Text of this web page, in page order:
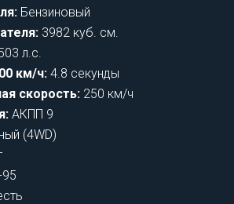
3982 куб. см.
скорость: 250 км/ч
АКПП 9
км/ч: 4.8 секунды
л.с.
Бензиновый
(4WD)